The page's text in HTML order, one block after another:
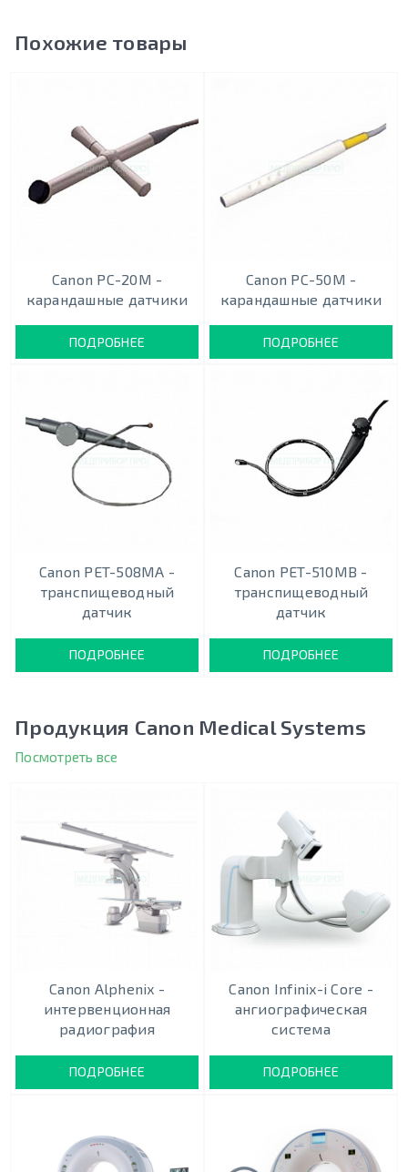
Похожие товары
Canon PC-20M -
карандашныe датчики
ПОДРОБНЕЕ
Canon PC-50M -
карандашныe датчики
ПОДРОБНЕЕ
Canon PET-508MA -
транспищеводный
датчик
ПОДРОБНЕЕ
Canon PET-510MB -
транспищеводный
датчик
ПОДРОБНЕЕ
Продукция Canon Medical Systems
Посмотреть все
Canon Alphenix -
интервенционная
радиография
ПОДРОБНЕЕ
Canon Infinix-i Core -
ангиографическая
система
ПОДРОБНЕЕ